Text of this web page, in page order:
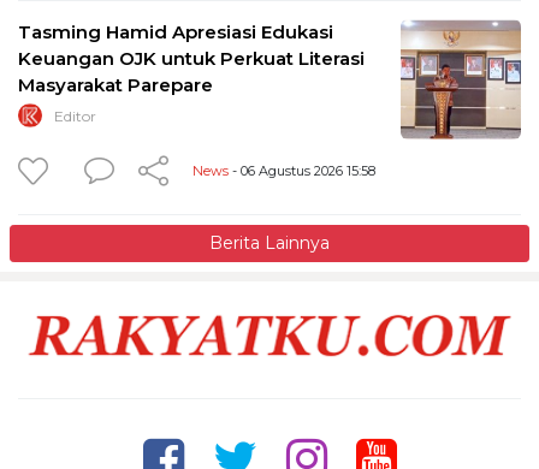
Tasming Hamid Apresiasi Edukasi
Keuangan OJK untuk Perkuat Literasi
Masyarakat Parepare
Editor
News - 06 Agustus 2026 15:58
Berita Lainnya